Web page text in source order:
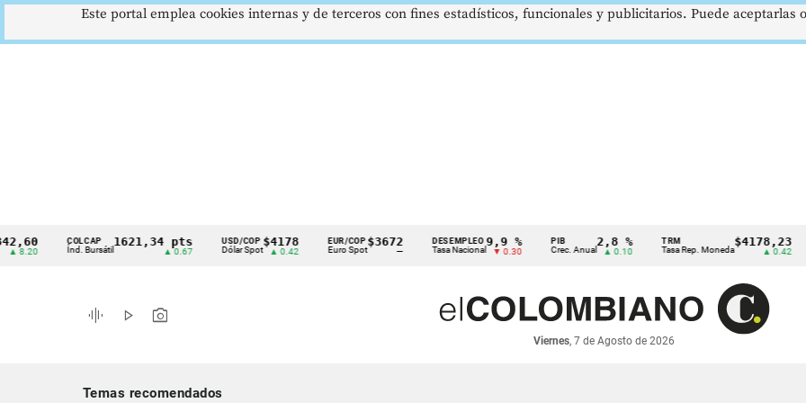
Cintillo
indicadores
económicos
COLCAP
Índ. Bursátil
1621,34 pts USD/COP
Dólar Spot
$4178
▲ 0.42
EUR/COP
Euro Spot
$3672
—
DESEMPLEO
Tasa Nacional
9,9 %
▼ 0.30
PIB
Crec. Anual
2,8 %
▲ 0.10
TRM
Tasa Rep. Moneda
$4178,23
▲ 0.42
IPC
graphic_eq play_arrow photo_camera
Viernes, 7 de Agosto de 2026
Temas recomendados
Este portal emplea cookies internas y de terceros con fines estadísticos, funcionales y publicitarios. Puede aceptarlas